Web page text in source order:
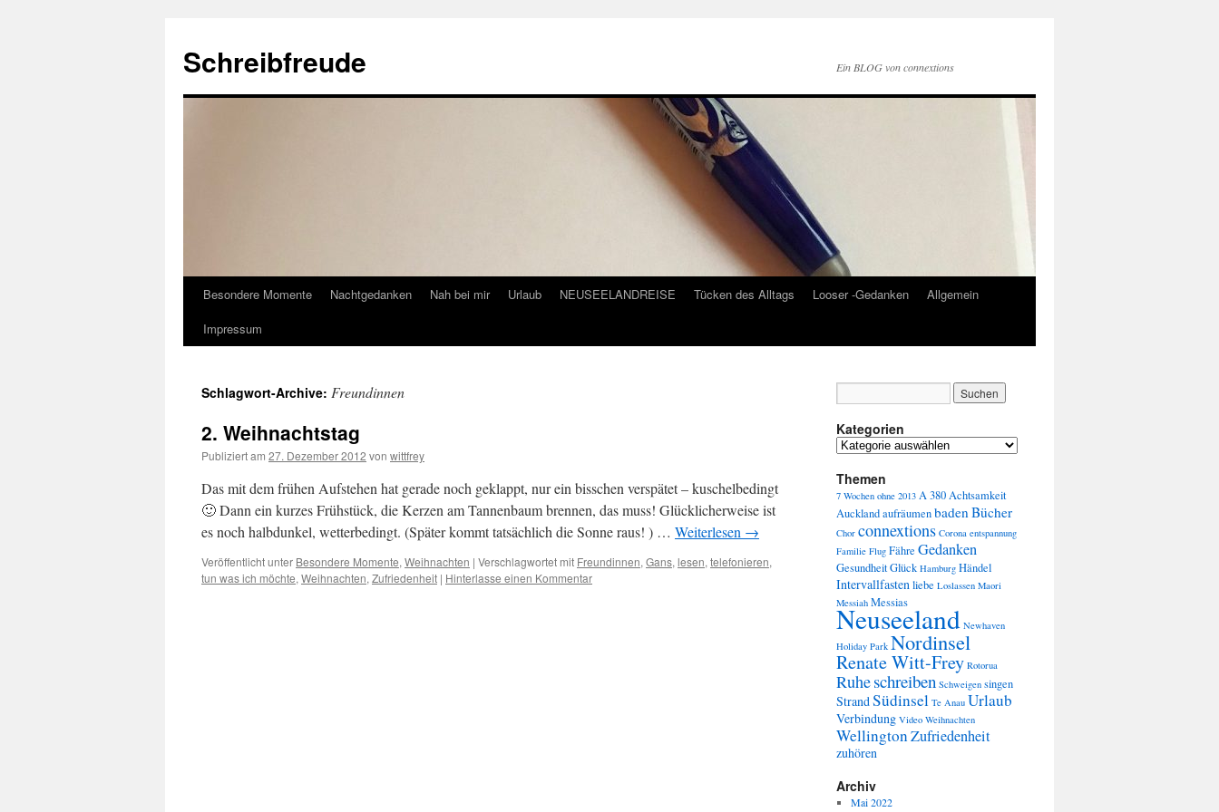
Schreibfreude Ein BLOG von connextions
Besondere Momente Nachtgedanken Nah bei mir Urlaub NEUSEELANDREISE Tücken des Alltags Looser -Gedanken
Allgemein
Impressum
Schlagwort-Archive: Freundinnen
2. Weihnachtstag
Publiziert am 27. Dezember 2012 von wittfrey
Das mit dem frühen Aufstehen hat gerade noch geklappt, nur ein bisschen verspätet – kuschelbedingt
🙂 Dann ein kurzes Frühstück, die Kerzen am Tannenbaum brennen, das muss! Glücklicherweise ist
es noch halbdunkel, wetterbedingt. (Später kommt tatsächlich die Sonne raus! ) … Weiterlesen →
Veröffentlicht unter Besondere Momente, Weihnachten | Verschlagwortet mit Freundinnen, Gans, lesen, telefonieren,
tun was ich möchte, Weihnachten, Zufriedenheit | Hinterlasse einen Kommentar
Kategorien
Themen
7 Wochen ohne 2013 A 380Achtsamkeit
AucklandaufräumenbadenBücher
Chor connextions Corona entspannung
Familie Flug Fähre Gedanken
GesundheitGlück Hamburg Händel
Intervallfastenliebe Loslassen Maori
Messiah Messias
Neuseeland Newhaven
Holiday Park Nordinsel
Renate Witt-Frey Rotorua
Ruheschreiben Schweigen singen
StrandSüdinsel Te Anau Urlaub
Verbindung Video Weihnachten
WellingtonZufriedenheit
zuhören
Archiv
Mai 2022